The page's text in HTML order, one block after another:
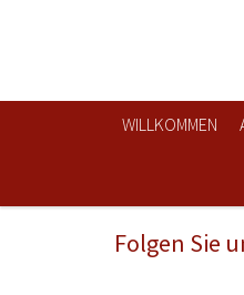
WILLKOMMEN
Folgen Sie